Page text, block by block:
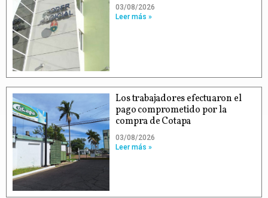
03/08/2026
Leer más »
Los trabajadores efectuaron el
pago comprometido por la
compra de Cotapa
03/08/2026
Leer más »